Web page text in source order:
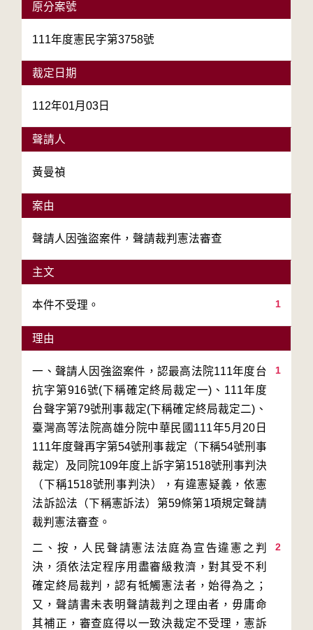
原分案號
111年度憲民字第3758號
裁定日期
112年01月03日
聲請人
黃曼禎
案由
聲請人因強盜案件，聲請裁判憲法審查
主文
1
本件不受理。
理由
1
一、聲請人因強盜案件，認最高法院111年度台
抗字第916號(下稱確定終局裁定一)、111年度
台聲字第79號刑事裁定(下稱確定終局裁定二)、
臺灣高等法院高雄分院中華民國111年5月20日
111年度聲再字第54號刑事裁定（下稱54號刑事
裁定）及同院109年度上訴字第1518號刑事判決
（下稱1518號刑事判決），有違憲疑義，依憲
法訴訟法（下稱憲訴法）第59條第1項規定聲請
2
二、按，人民聲請憲法法庭為宣告違憲之判
決，須依法定程序用盡審級救濟，對其受不利
確定終局裁判，認有牴觸憲法者，始得為之；
又，聲請書未表明聲請裁判之理由者，毋庸命
其補正，審查庭得以一致決裁定不受理，憲訴